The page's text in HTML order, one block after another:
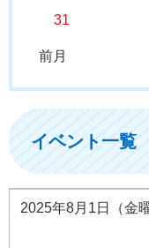
31
前月
イベント一覧
2025年8月1日（金